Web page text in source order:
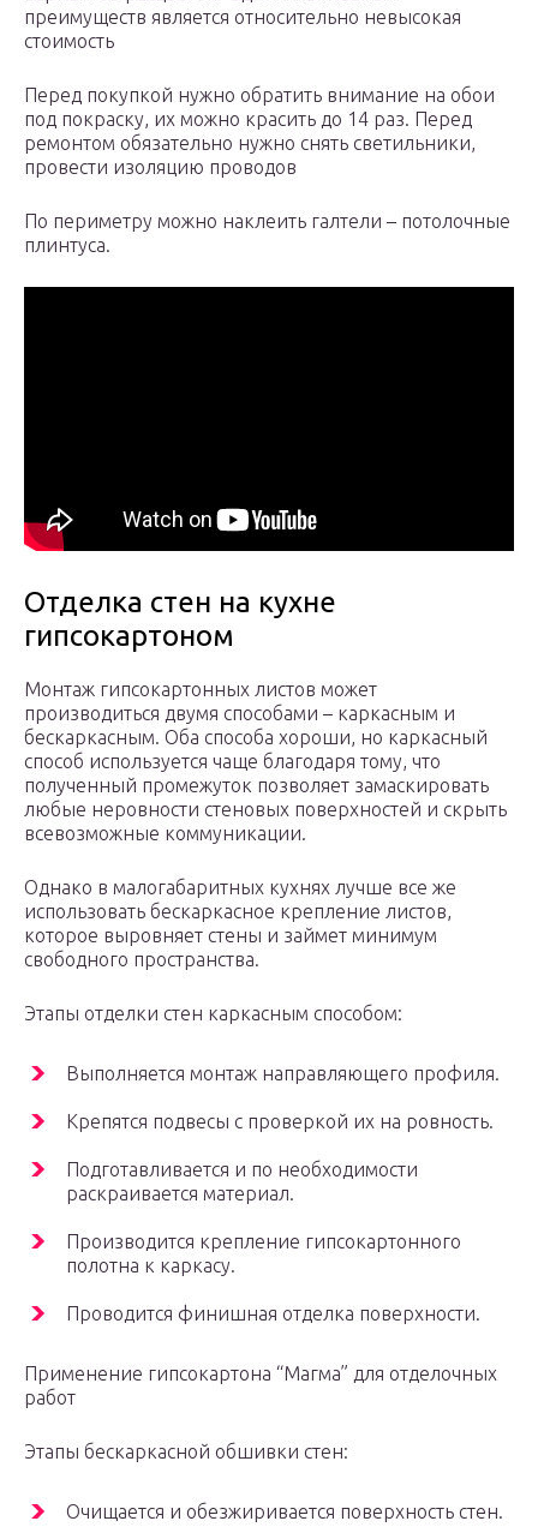
преимуществ является относительно невысокая
стоимость
Перед покупкой нужно обратить внимание на обои
под покраску, их можно красить до 14 раз. Перед
ремонтом обязательно нужно снять светильники,
провести изоляцию проводов
По периметру можно наклеить галтели – потолочные
плинтуса.
Отделка стен на кухне
гипсокартоном
Монтаж гипсокартонных листов может
производиться двумя способами – каркасным и
бескаркасным. Оба способа хороши, но каркасный
способ используется чаще благодаря тому, что
полученный промежуток позволяет замаскировать
любые неровности стеновых поверхностей и скрыть
всевозможные коммуникации.
Однако в малогабаритных кухнях лучше все же
использовать бескаркасное крепление листов,
которое выровняет стены и займет минимум
свободного пространства.
Этапы отделки стен каркасным способом:
Выполняется монтаж направляющего профиля.
Крепятся подвесы с проверкой их на ровность.
Подготавливается и по необходимости
раскраивается материал.
Производится крепление гипсокартонного
полотна к каркасу.
Проводится финишная отделка поверхности.
Применение гипсокартона “Магма” для отделочных
работ
Этапы бескаркасной обшивки стен:
Очищается и обезжиривается поверхность стен.